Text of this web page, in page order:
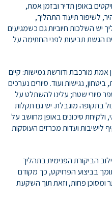
באופן תדיר ובזמן אמת,
לשיפור תיעוד התהליך,
יש השלכות חיוביות גם כשמגיעים
הגשת תביעות לפני החתימה על
אמת מורכבת ודורשת גמישות: קיים
נגישות ועוד. סיורים נערכים
סיורי שטח; עלינו להשתלט על
בתקופה מוגבלת. יש גם תקלות
ולקיחת סיכונים באופן מחושב על
לישיבות ועדות מכרזים העוסקות
הביקורת הפנימית בתהליך
בביצוע הפרויקט, כך מקודם
ומסוכן פחות, וזאת תוך השקעת